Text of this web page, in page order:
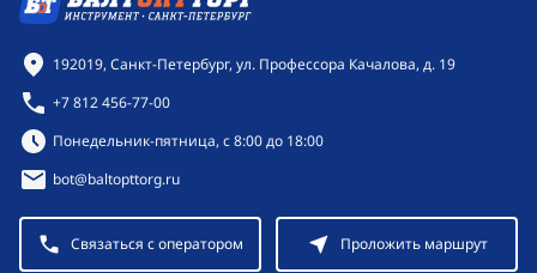
Контактная информация
192019, Санкт-Петербург, ул. Профессора Качалова, д. 19
+7 812 456-77-00
Режим работы:
Понедельник-пятница, с 8:00 до 18:00
bot@baltopttorg.ru
Связаться с оператором Проложить маршрут